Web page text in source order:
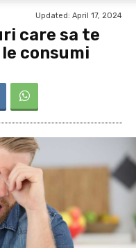
Updated: April 17, 2024
care sa te
consumi